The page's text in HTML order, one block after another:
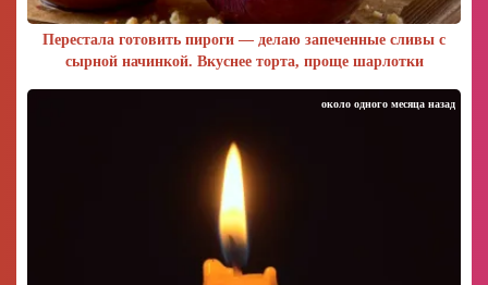
Перестала готовить пироги — делаю запеченные сливы с
сырной начинкой. Вкуснее торта, проще шарлотки
около одного месяца назад